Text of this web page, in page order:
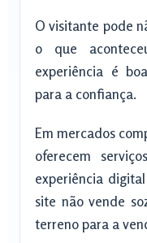
O visitante pode
o que
experiência é
para a confiança.
Em mercados
oferecem
experiência
site não vende
terreno para a